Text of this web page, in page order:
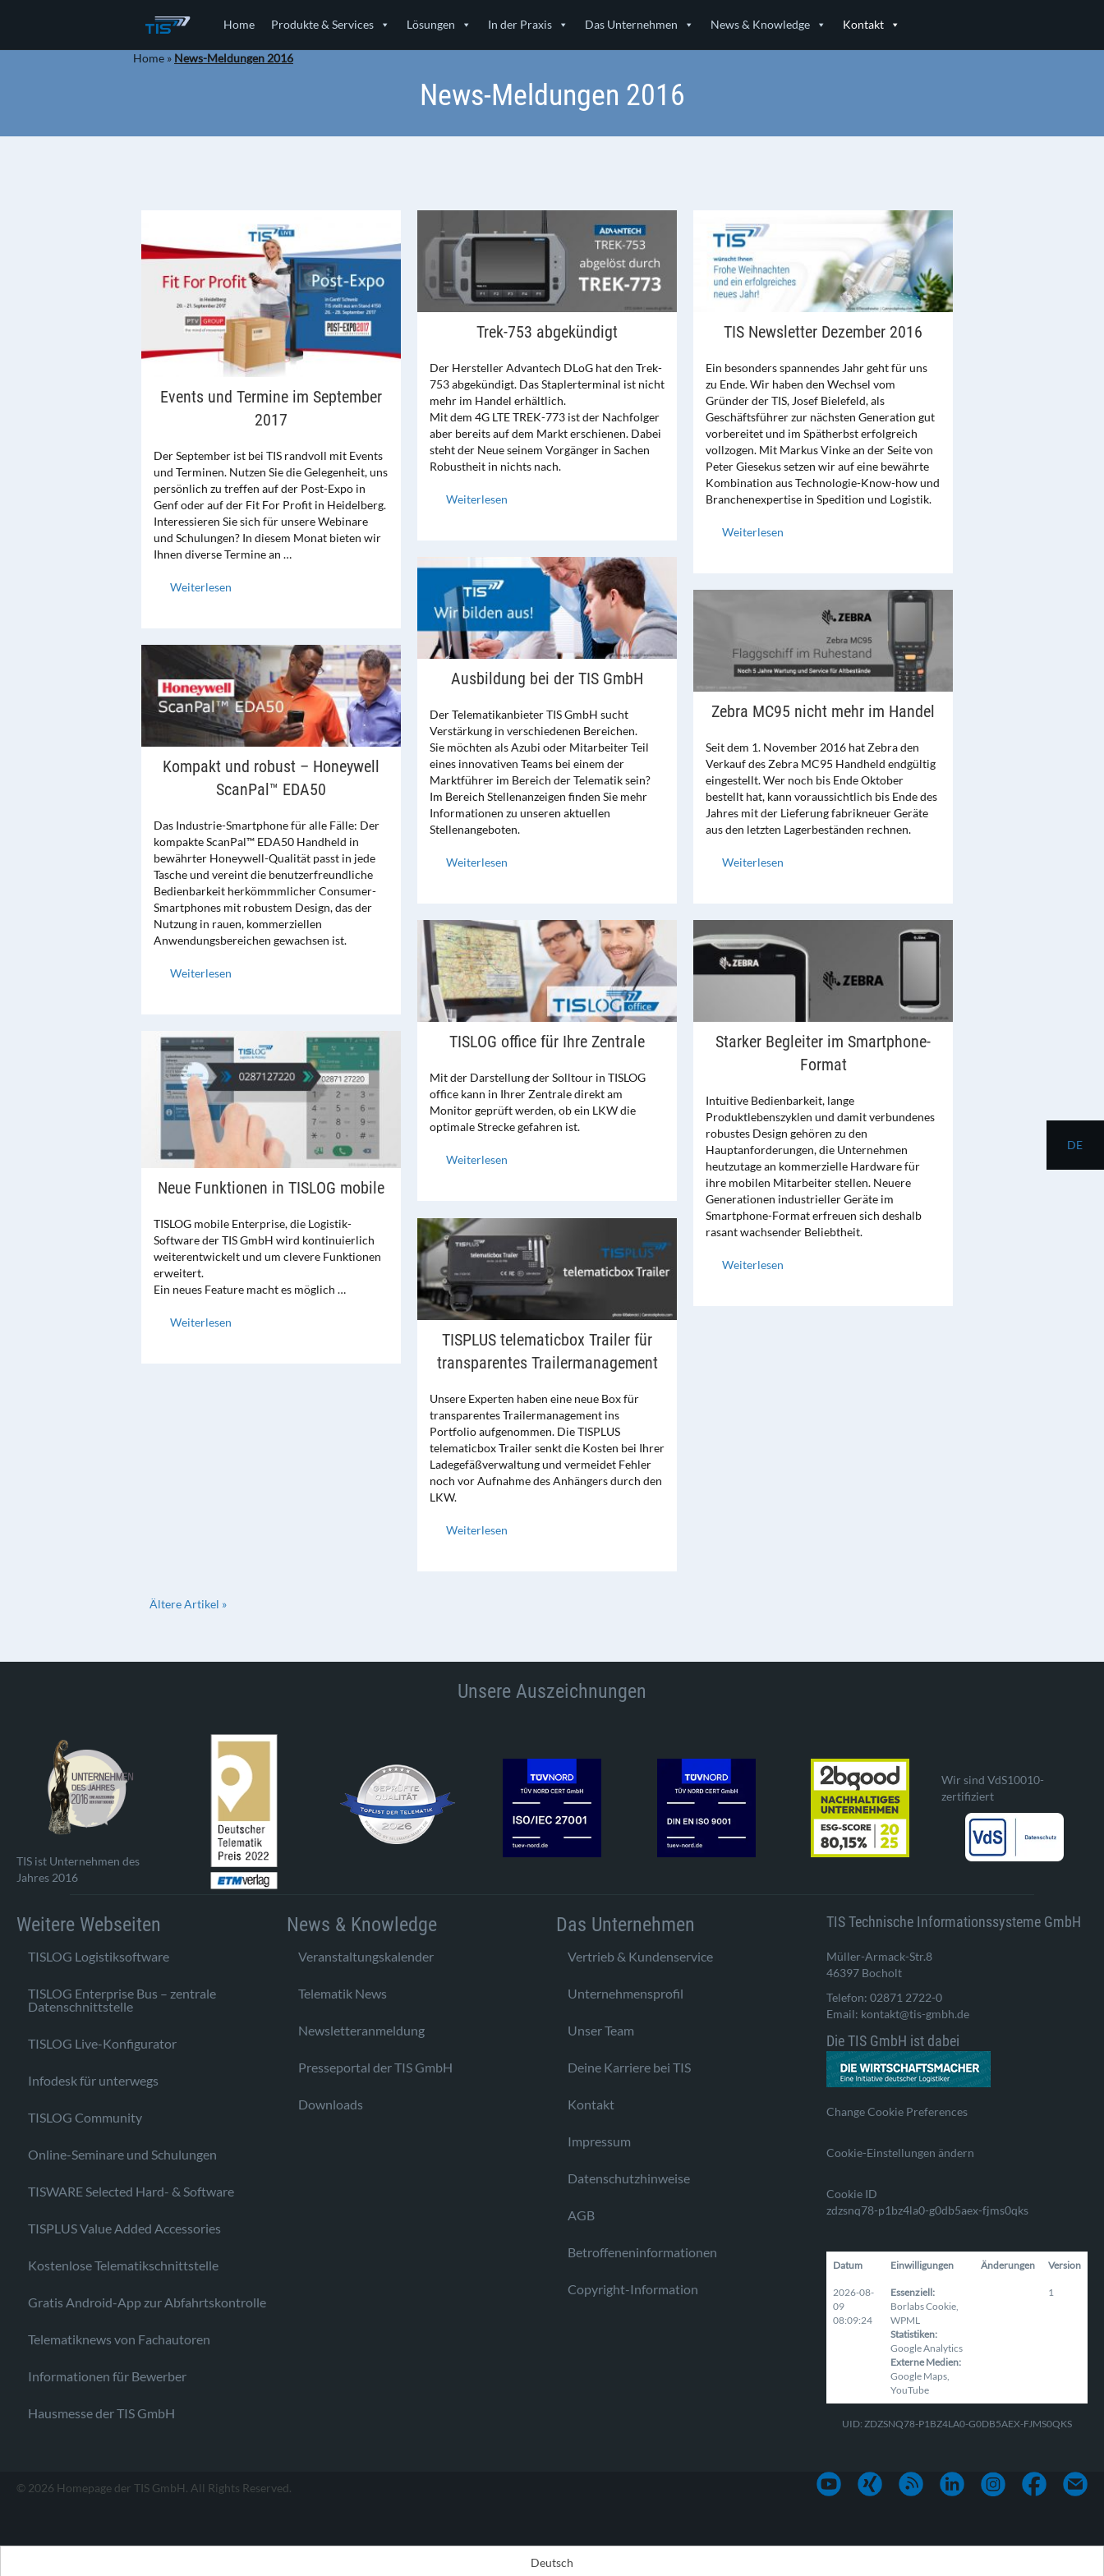
Home Produkte & Services Lösungen In der Praxis Das Unternehmen News & Knowledge Kontakt
Home » News-Meldungen 2016
News-Meldungen 2016
Events und Termine im September
2017
Der September ist bei TIS randvoll mit Events
und Terminen. Nutzen Sie die Gelegenheit, uns
persönlich zu treffen auf der Post-Expo in
Genf oder auf der Fit For Profit in Heidelberg.
Interessieren Sie sich für unsere Webinare
und Schulungen? In diesem Monat bieten wir
Ihnen diverse Termine an …
Weiterlesen
Trek-753 abgekündigt
Der Hersteller Advantech DLoG hat den Trek-
753 abgekündigt. Das Staplerterminal ist nicht
mehr im Handel erhältlich.
Mit dem 4G LTE TREK-773 ist der Nachfolger
aber bereits auf dem Markt erschienen. Dabei
steht der Neue seinem Vorgänger in Sachen
Robustheit in nichts nach.
Weiterlesen
TIS Newsletter Dezember 2016
Ein besonders spannendes Jahr geht für uns
zu Ende. Wir haben den Wechsel vom
Gründer der TIS, Josef Bielefeld, als
Geschäftsführer zur nächsten Generation gut
vorbereitet und im Spätherbst erfolgreich
vollzogen. Mit Markus Vinke an der Seite von
Peter Giesekus setzen wir auf eine bewährte
Kombination aus Technologie-Know-how und
Branchenexpertise in Spedition und Logistik.
Weiterlesen
Ausbildung bei der TIS GmbH
Der Telematikanbieter TIS GmbH sucht
Verstärkung in verschiedenen Bereichen.
Sie möchten als Azubi oder Mitarbeiter Teil
eines innovativen Teams bei einem der
Marktführer im Bereich der Telematik sein?
Im Bereich Stellenanzeigen finden Sie mehr
Informationen zu unseren aktuellen
Stellenangeboten.
Weiterlesen
Zebra MC95 nicht mehr im Handel
Seit dem 1. November 2016 hat Zebra den
Verkauf des Zebra MC95 Handheld endgültig
eingestellt. Wer noch bis Ende Oktober
bestellt hat, kann voraussichtlich bis Ende des
Jahres mit der Lieferung fabrikneuer Geräte
aus den letzten Lagerbeständen rechnen.
Weiterlesen
Kompakt und robust – Honeywell
ScanPal™ EDA50
Das Industrie-Smartphone für alle Fälle: Der
kompakte ScanPal™ EDA50 Handheld in
bewährter Honeywell-Qualität passt in jede
Tasche und vereint die benutzerfreundliche
Bedienbarkeit herkömmmlicher Consumer-
Smartphones mit robustem Design, das der
Nutzung in rauen, kommerziellen
Anwendungsbereichen gewachsen ist.
Weiterlesen
TISLOG office für Ihre Zentrale
Mit der Darstellung der Solltour in TISLOG
office kann in Ihrer Zentrale direkt am
Monitor geprüft werden, ob ein LKW die
optimale Strecke gefahren ist.
Weiterlesen
Starker Begleiter im Smartphone-
Format
Intuitive Bedienbarkeit, lange
Produktlebenszyklen und damit verbundenes
robustes Design gehören zu den
Hauptanforderungen, die Unternehmen
heutzutage an kommerzielle Hardware für
ihre mobilen Mitarbeiter stellen. Neuere
Generationen industrieller Geräte im
Smartphone-Format erfreuen sich deshalb
rasant wachsender Beliebtheit.
Weiterlesen
Neue Funktionen in TISLOG mobile
TISLOG mobile Enterprise, die Logistik-
Software der TIS GmbH wird kontinuierlich
weiterentwickelt und um clevere Funktionen
erweitert.
Ein neues Feature macht es möglich …
Weiterlesen
TISPLUS telematicbox Trailer für
transparentes Trailermanagement
Unsere Experten haben eine neue Box für
transparentes Trailermanagement ins
Portfolio aufgenommen. Die TISPLUS
telematicbox Trailer senkt die Kosten bei Ihrer
Ladegefäßverwaltung und vermeidet Fehler
noch vor Aufnahme des Anhängers durch den
LKW.
Weiterlesen
Ältere Artikel »
Unsere Auszeichnungen
TIS ist Unternehmen des
Jahres 2016
Wir sind VdS10010-
zertifiziert
Weitere Webseiten
TISLOG Logistiksoftware
TISLOG Enterprise Bus – zentrale
Datenschnittstelle
TISLOG Live-Konfigurator
Infodesk für unterwegs
TISLOG Community
Online-Seminare und Schulungen
TISWARE Selected Hard- & Software
TISPLUS Value Added Accessories
Kostenlose Telematikschnittstelle
Gratis Android-App zur Abfahrtskontrolle
Telematiknews von Fachautoren
Informationen für Bewerber
Hausmesse der TIS GmbH
News & Knowledge
Veranstaltungskalender
Telematik News
Newsletteranmeldung
Presseportal der TIS GmbH
Downloads
Das Unternehmen
Vertrieb & Kundenservice
Unternehmensprofil
Unser Team
Deine Karriere bei TIS
Kontakt
Impressum
Datenschutzhinweise
AGB
Betroffeneninformationen
Copyright-Information
TIS Technische Informationssysteme GmbH
Müller-Armack-Str.8
46397 Bocholt
Telefon: 02871 2722-0
Email: kontakt@tis-gmbh.de
Die TIS GmbH ist dabei
Change Cookie Preferences
Cookie-Einstellungen ändern
Cookie ID
zdzsnq78-p1bz4la0-g0db5aex-fjms0qks
Datum Einwilligungen Änderungen Version
2026-08-
09
08:09:24
Essenziell:
Borlabs Cookie,
WPML
Statistiken:
Google Analytics
Externe Medien:
Google Maps,
YouTube
1
UID: ZDZSNQ78-P1BZ4LA0-G0DB5AEX-FJMS0QKS
© 2026 Homepage der TIS GmbH. All Rights Reserved.
Deutsch
DE